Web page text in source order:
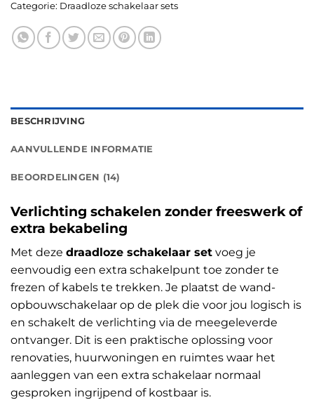
Categorie: Draadloze schakelaar sets
BESCHRIJVING
AANVULLENDE INFORMATIE
BEOORDELINGEN (14)
Verlichting schakelen zonder freeswerk of
extra bekabeling
Met deze draadloze schakelaar set voeg je
eenvoudig een extra schakelpunt toe zonder te
frezen of kabels te trekken. Je plaatst de wand-
opbouwschakelaar op de plek die voor jou logisch is
en schakelt de verlichting via de meegeleverde
ontvanger. Dit is een praktische oplossing voor
renovaties, huurwoningen en ruimtes waar het
aanleggen van een extra schakelaar normaal
gesproken ingrijpend of kostbaar is.